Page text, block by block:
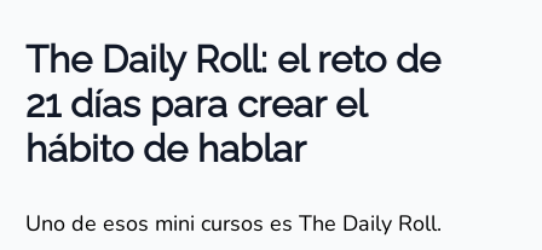
The Daily Roll: el reto de
21 días para crear el
hábito de hablar
Uno de esos mini cursos es The Daily Roll.